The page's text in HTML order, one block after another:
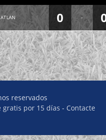
0 -
reservados
gratis por 15 días - Contacte